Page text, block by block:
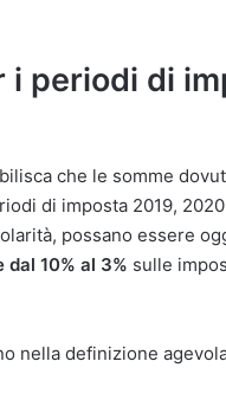
periodi di
che le somme
di imposta 2019,
possano essere
10% al 3% sulle
nella definizione